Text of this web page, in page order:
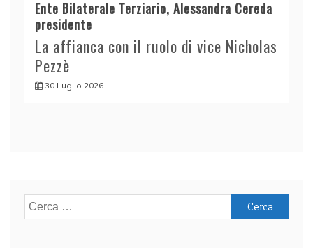
Ente Bilaterale Terziario, Alessandra Cereda
presidente
La affianca con il ruolo di vice Nicholas
Pezzè
30 Luglio 2026
Ricerca
per: